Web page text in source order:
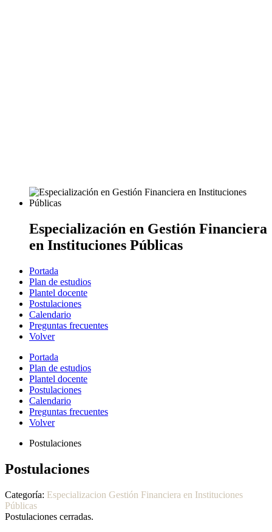
Especialización en Gestión Financiera
en Instituciones Públicas
Portada
Plan de estudios
Plantel docente
Postulaciones
Calendario
Preguntas frecuentes
Volver
Portada
Plan de estudios
Plantel docente
Postulaciones
Calendario
Preguntas frecuentes
Volver
Postulaciones
Postulaciones
Categoría: Especializacion Gestión Financiera en Instituciones
Públicas
Postulaciones cerradas.